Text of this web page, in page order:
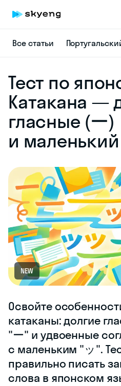
Все статьи
Тест по
Катакана —
гласные (ー)
и маленький
NEW
Освойте
катаканы: долгие
"ー" и удвоенные
с маленьким "ッ".
правильно писать
слова в японском
online